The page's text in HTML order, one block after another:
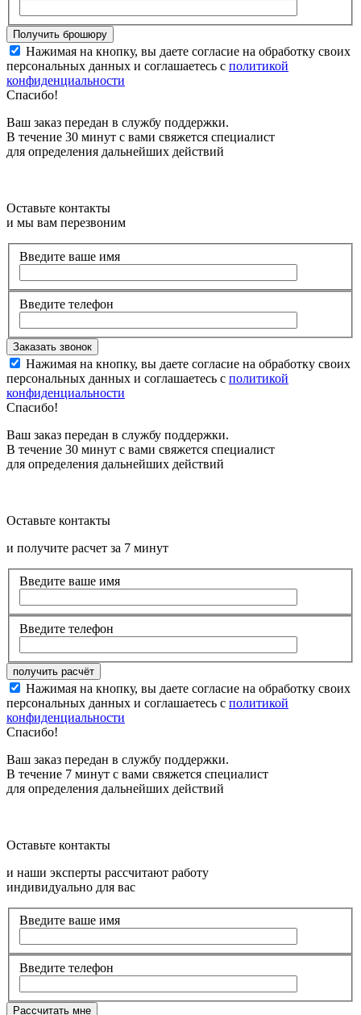
Нажимая на кнопку, вы даете согласие на обработку своих
персональных данных и соглашаетесь с политикой
конфиденциальности
Спасибо!
Ваш заказ передан в службу поддержки.
В течение 30 минут с вами свяжется специалист
для определения дальнейших действий
Оставьте контакты
и мы вам перезвоним
Введите ваше имя
Введите телефон
Нажимая на кнопку, вы даете согласие на обработку своих
персональных данных и соглашаетесь с политикой
конфиденциальности
Спасибо!
Ваш заказ передан в службу поддержки.
В течение 30 минут с вами свяжется специалист
для определения дальнейших действий
Оставьте контакты
и получите расчет за 7 минут
Введите ваше имя
Введите телефон
Нажимая на кнопку, вы даете согласие на обработку своих
персональных данных и соглашаетесь с политикой
конфиденциальности
Спасибо!
Ваш заказ передан в службу поддержки.
В течение 7 минут с вами свяжется специалист
для определения дальнейших действий
Оставьте контакты
и наши эксперты рассчитают работу
индивидуально для вас
Введите ваше имя
Введите телефон